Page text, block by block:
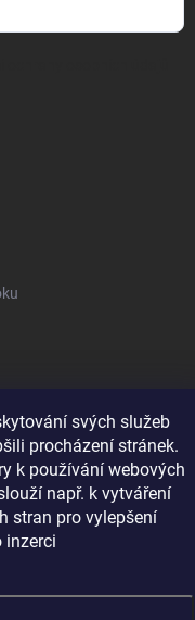
svých služeb
procházení stránek.
k používání webových
např. k vytváření
stran pro vylepšení
inzerci
práva vyhrazena.Upravit